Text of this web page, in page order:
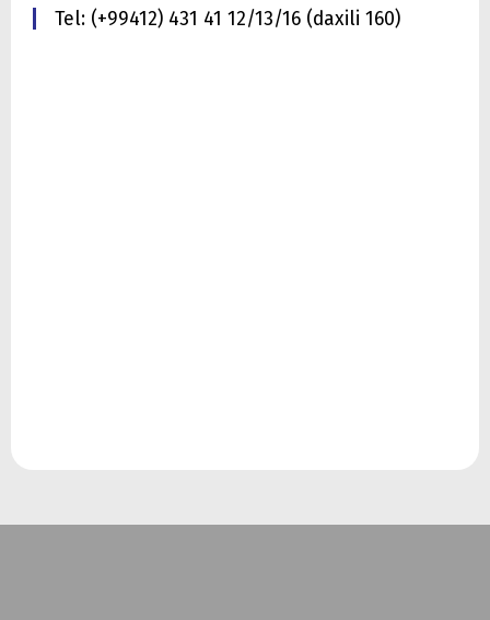
Tel: (+99412) 431 41 12/13/16 (daxili 160)